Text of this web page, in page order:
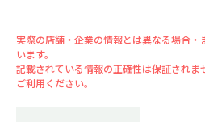
実際の店舗・企業の情報とは異なる場合
います。
記載されている情報の正確性は保証され
ご利用ください。